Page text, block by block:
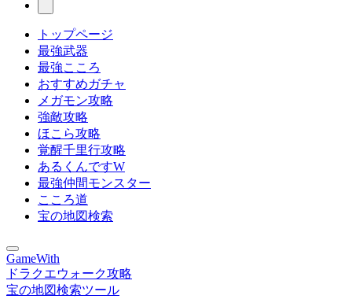
トップページ
最強武器
最強こころ
おすすめガチャ
メガモン攻略
強敵攻略
ほこら攻略
覚醒千里行攻略
あるくんですW
最強仲間モンスター
こころ道
宝の地図検索
GameWith
ドラクエウォーク攻略
宝の地図検索ツール